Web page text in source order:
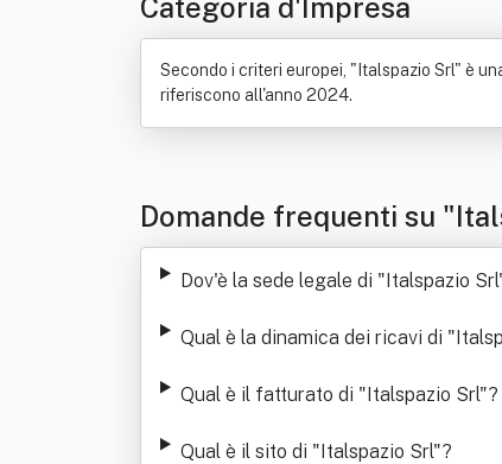
Categoria d'Impresa
Secondo i criteri europei, "Italspazio Srl" è
riferiscono all'anno 2024.
Domande frequenti su
Dov'è la sede legale di "Italspazio
Qual è la dinamica dei ricavi di
Qual è il fatturato di "Italspazio Srl"?
Qual è il sito di "Italspazio Srl"?